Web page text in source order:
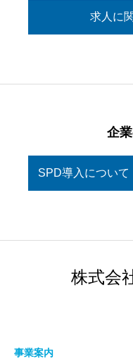
求人に
企
SPD導入につい
株式会
事業案内